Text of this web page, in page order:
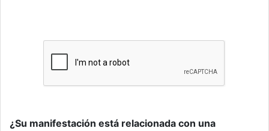
¿Su manifestación está relacionada con una